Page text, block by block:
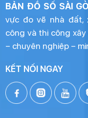
BẢN ĐỒ SỐ SÀI
vực đo vẽ nhà đất,
công và thi công
– chuyên nghiệp –
KẾT NỐI NGAY